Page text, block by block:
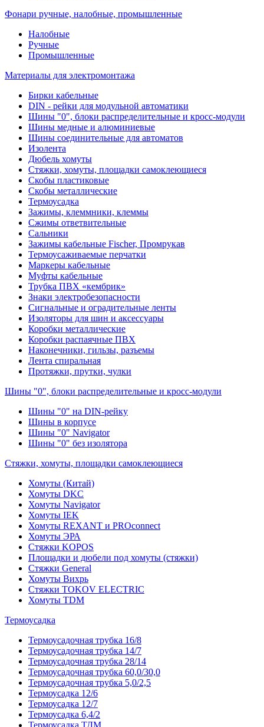
Фонари ручные, налобные, промышленные
Налобные
Ручные
Промышленные
Материалы для электромонтажа
Бирки кабельные
DIN - рейки для модульной автоматики
Шины "0", блоки распределительные и кросс-модули
Шины медные и алюминиевые
Шины соединительные для автоматов
Изолента
Дюбель хомуты
Стяжки, хомуты, площадки самоклеющиеся
Скобы пластиковые
Скобы металлические
Термоусадка
Зажимы, клеммники, клеммы
Сжимы ответвительные
Сальники
Зажимы кабельные Fischer, Промрукав
Термоусаживаемые перчатки
Маркеры кабельные
Муфты кабельные
Трубка ПВХ «кембрик»
Знаки электробезопасности
Сигнальные и оградительные ленты
Изоляторы для шин и аксессуары
Коробки металлические
Коробки распаячные ПВХ
Наконечники, гильзы, разъемы
Лента спиральная
Протяжки, прутки, чулки
Шины "0", блоки распределительные и кросс-модули
Шины "0" на DIN-рейку
Шины в корпусе
Шины "0" Navigator
Шины "0" без изолятора
Стяжки, хомуты, площадки самоклеющиеся
Хомуты (Китай)
Хомуты DKC
Хомуты Navigator
Хомуты IEK
Хомуты REXANT и PROconnect
Хомуты ЭРА
Стяжки KOPOS
Площадки и дюбели под хомуты (стяжки)
Стяжки General
Хомуты Вихрь
Стяжки TOKOV ELECTRIC
Хомуты TDM
Термоусадка
Термоусадочная трубка 16/8
Термоусадочная трубка 14/7
Термоусадочная трубка 28/14
Термоусадочная трубка 60,0/30,0
Термоусадочная трубка 5,0/2,5
Термоусадка 12/6
Термоусадка 12/7
Термоусадка 6,4/2
Термоусадка ТДМ